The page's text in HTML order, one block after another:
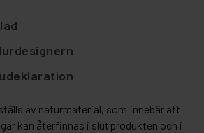
av naturmaterial, som innebär att
kan återfinnas i slutprodukten och i